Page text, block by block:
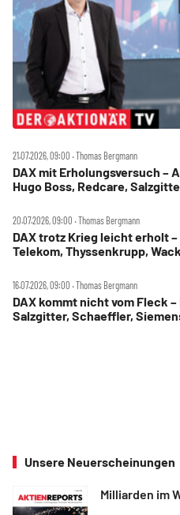
21.07.2026, 09:00 ‧ Thomas Bergmann
DAX mit Erholungsversuch –
Hugo Boss, Redcare,
20.07.2026, 09:00 ‧ Thomas Bergmann
DAX trotz Krieg leicht erholt –
Telekom, Thyssenkrupp,
16.07.2026, 09:00 ‧ Thomas Bergmann
DAX kommt nicht vom Fleck
Salzgitter, Schaeffler,
Unsere Neuerscheinungen
Milliarden im